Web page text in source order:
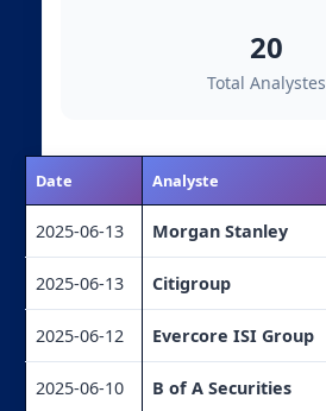
20
Total Analystes
Date Analyste
2025-06-13 Morgan Stanley
2025-06-13 Citigroup
2025-06-12 Evercore ISI Group
2025-06-10 B of A Securities